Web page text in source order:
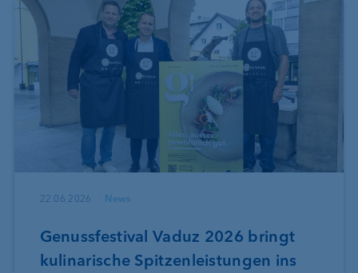
22.06.2026 News
Genussfestival Vaduz 2026 bringt
kulinarische Spitzenleistungen ins